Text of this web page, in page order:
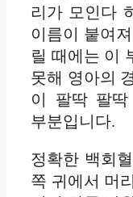
리가 모인다
이름이 붙여
릴 때에는 이
못해 영아의
이 팔딱 팔
부분입니다.
정확한 백회
쪽 귀에서 머